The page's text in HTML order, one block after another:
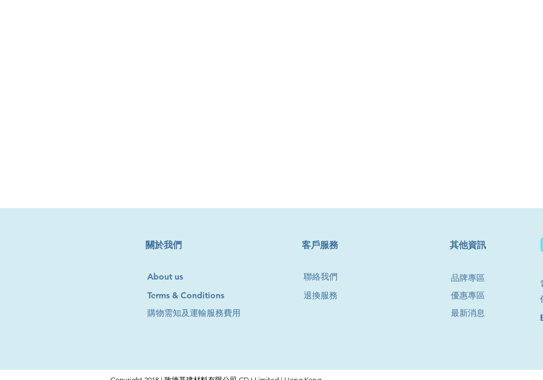
​關於我們
About us
Terms & Conditions
​客戶服務
聯絡我們
退換服務
購物需知及運輸服務費用
其他資訊
品牌專區
優惠專區
最新消息